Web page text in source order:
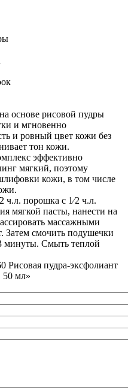
основе рисовой пудры
и мгновенно
и ровный цвет кожи без
тон кожи.
эффективно
мягкий, поэтому
кожи, в том числе
ч.л. порошка с 1⁄2 ч.л.
мягкой пасты, нанести на
массажными
Затем смочить подушечки
минуты. Смыть теплой
Рисовая пудра-эксфолиант
50 мл»